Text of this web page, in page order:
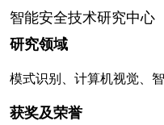
智能安全技术研究中心
研究领域
模式识别、计算机视觉、
获奖及荣誉